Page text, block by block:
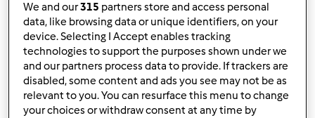
automaticamente o próximo nivel de pontos.
Como pode colecionar pontos de
actividade
Ao realizar uma das ações descritas abaixo, pode
colecionar pontos. Estes pontos serão adicionados à sua
We and our315 partners store and access personal
data, like browsing data or unique identifiers, on your
device. Selecting I Accept enables tracking
technologies to support the purposes shown under we
and our partners process data to provide. If trackers are
disabled, some content and ads you see may not be as
relevant to you. You can resurface this menu to change
your choices or withdraw consent at any time by